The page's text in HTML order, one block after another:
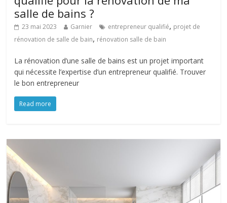
salle de bains ?
23 mai 2023 Garnier entrepreneur qualifié, projet de
rénovation de salle de bain, rénovation salle de bain
La rénovation d’une salle de bains est un projet important
qui nécessite l’expertise d’un entrepreneur qualifié. Trouver
le bon entrepreneur
Read more